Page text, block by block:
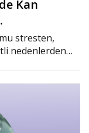
Kan
stresten,
nedenlerden…